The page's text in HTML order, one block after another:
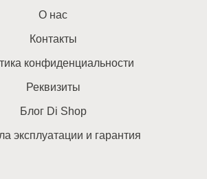
O нас
Контакты
конфиденциальности
Реквизиты
Блог Di Shop
эксплуатации и гарантия